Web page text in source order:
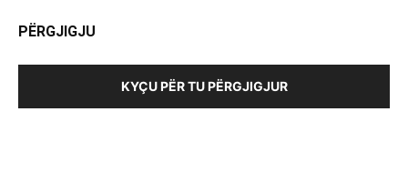
PËRGJIGJU
KYÇU PËR TU PËRGJIGJUR